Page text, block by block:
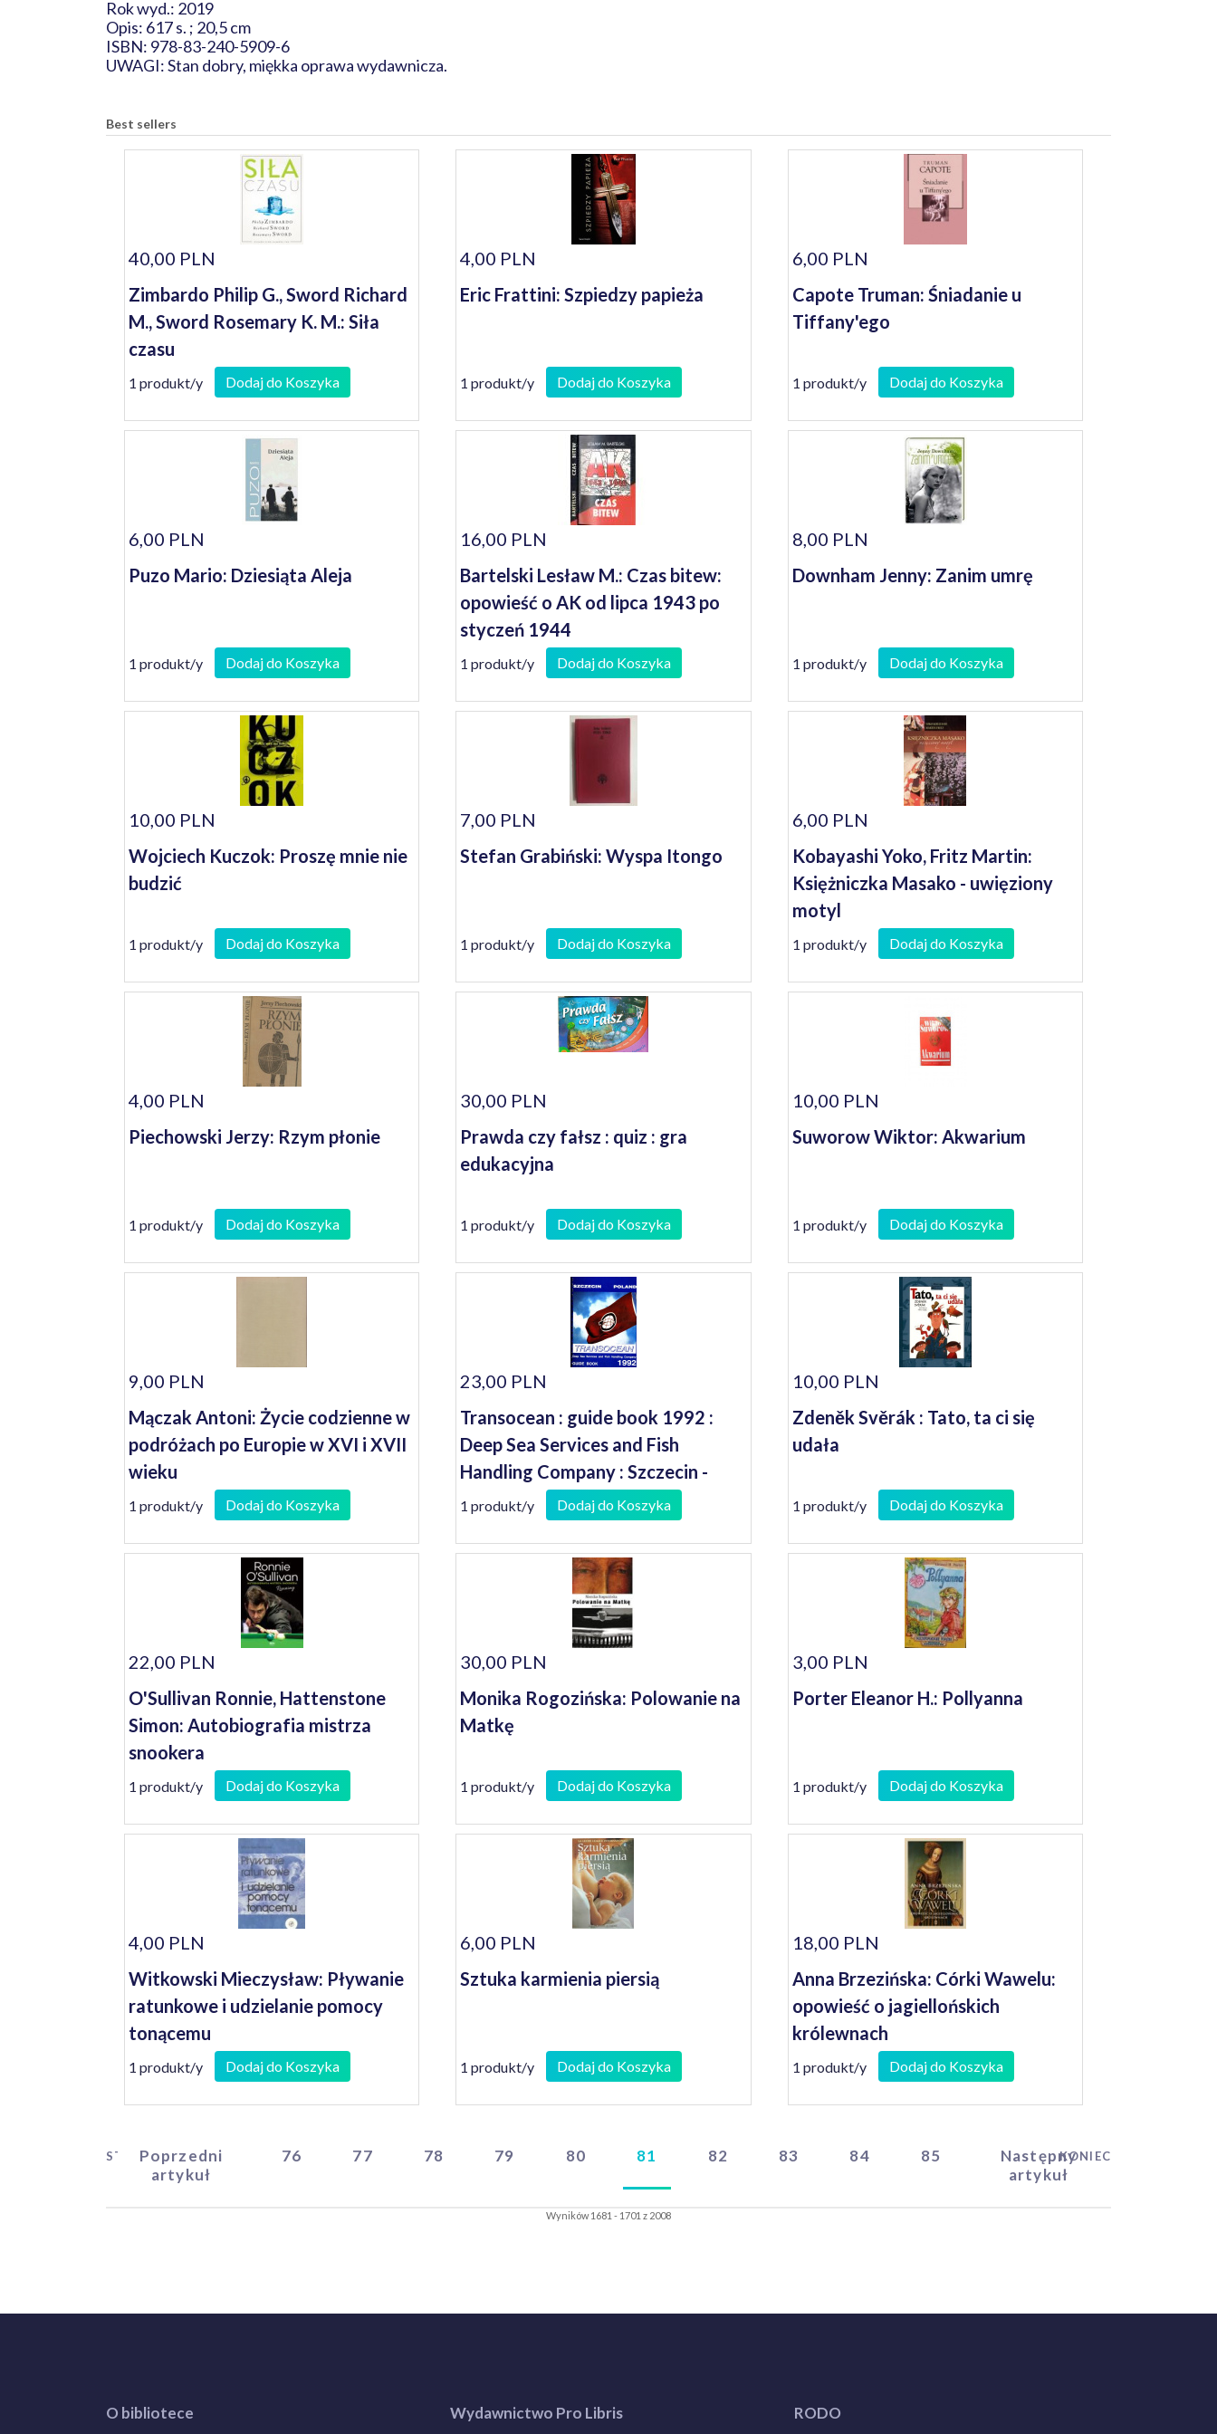
Rok wyd.: 2019
Opis: 617 s. ; 20,5 cm
ISBN: 978-83-240-5909-6
UWAGI: Stan dobry, miękka oprawa wydawnicza.
Best sellers
40,00 PLN
Zimbardo Philip G., Sword Richard
M., Sword Rosemary K. M.: Siła
czasu
1 produkt/y Dodaj do Koszyka
4,00 PLN
Eric Frattini: Szpiedzy papieża
1 produkt/y Dodaj do Koszyka
6,00 PLN
Capote Truman: Śniadanie u
Tiffany'ego
1 produkt/y Dodaj do Koszyka
6,00 PLN
Puzo Mario: Dziesiąta Aleja
1 produkt/y Dodaj do Koszyka
16,00 PLN
Bartelski Lesław M.: Czas bitew:
opowieść o AK od lipca 1943 po
styczeń 1944
1 produkt/y Dodaj do Koszyka
8,00 PLN
Downham Jenny: Zanim umrę
1 produkt/y Dodaj do Koszyka
10,00 PLN
Wojciech Kuczok: Proszę mnie nie
budzić
1 produkt/y Dodaj do Koszyka
7,00 PLN
Stefan Grabiński: Wyspa Itongo
1 produkt/y Dodaj do Koszyka
6,00 PLN
Kobayashi Yoko, Fritz Martin:
Księżniczka Masako - uwięziony
motyl
1 produkt/y Dodaj do Koszyka
4,00 PLN
Piechowski Jerzy: Rzym płonie
1 produkt/y Dodaj do Koszyka
30,00 PLN
Prawda czy fałsz : quiz : gra
edukacyjna
1 produkt/y Dodaj do Koszyka
10,00 PLN
Suworow Wiktor: Akwarium
1 produkt/y Dodaj do Koszyka
9,00 PLN
Mączak Antoni: Życie codzienne w
podróżach po Europie w XVI i XVII
wieku
1 produkt/y Dodaj do Koszyka
23,00 PLN
Transocean : guide book 1992 :
Deep Sea Services and Fish
Handling Company : Szczecin -
Poland
1 produkt/y Dodaj do Koszyka
10,00 PLN
Zdeněk Svěrák : Tato, ta ci się
udała
1 produkt/y Dodaj do Koszyka
22,00 PLN
O'Sullivan Ronnie, Hattenstone
Simon: Autobiografia mistrza
snookera
1 produkt/y Dodaj do Koszyka
30,00 PLN
Monika Rogozińska: Polowanie na
Matkę
1 produkt/y Dodaj do Koszyka
3,00 PLN
Porter Eleanor H.: Pollyanna
1 produkt/y Dodaj do Koszyka
4,00 PLN
Witkowski Mieczysław: Pływanie
ratunkowe i udzielanie pomocy
tonącemu
1 produkt/y Dodaj do Koszyka
6,00 PLN
Sztuka karmienia piersią
1 produkt/y Dodaj do Koszyka
18,00 PLN
Anna Brzezińska: Córki Wawelu:
opowieść o jagiellońskich
królewnach
1 produkt/y Dodaj do Koszyka
STARTPoprzedni
artykuł
76 77 78 79 80 81 82 83 84 85
Następny
artykuł
KONIEC
Wyników 1681 - 1701 z 2008
O bibliotece Wydawnictwo Pro Libris RODO